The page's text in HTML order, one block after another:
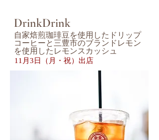
DrinkDrink
自家焙煎珈琲豆を使用したドリップ
コーヒーと三豊市のブランドレモン
を使用したレモンスカッシュ
​11月3日（月・祝）出店